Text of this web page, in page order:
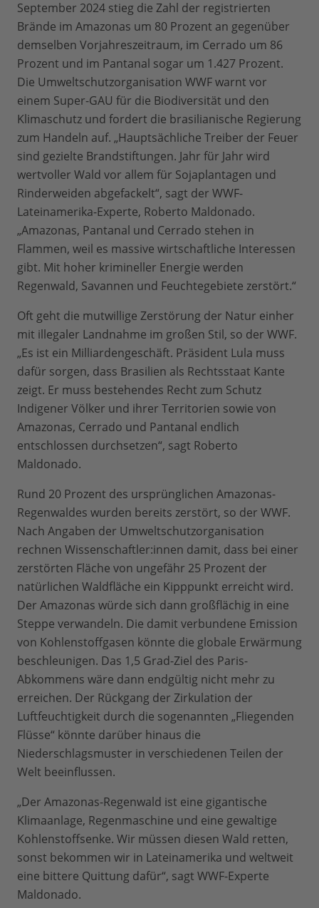
September 2024 stieg die Zahl der registrierten
Brände im Amazonas um 80 Prozent an gegenüber
demselben Vorjahreszeitraum, im Cerrado um 86
Prozent und im Pantanal sogar um 1.427 Prozent.
Die Umweltschutzorganisation WWF warnt vor
einem Super-GAU für die Biodiversität und den
Klimaschutz und fordert die brasilianische Regierung
zum Handeln auf. „Hauptsächliche Treiber der Feuer
sind gezielte Brandstiftungen. Jahr für Jahr wird
wertvoller Wald vor allem für Sojaplantagen und
Rinderweiden abgefackelt“, sagt der WWF-
Lateinamerika-Experte, Roberto Maldonado.
„Amazonas, Pantanal und Cerrado stehen in
Flammen, weil es massive wirtschaftliche Interessen
gibt. Mit hoher krimineller Energie werden
Regenwald, Savannen und Feuchtegebiete zerstört.“
Oft geht die mutwillige Zerstörung der Natur einher
mit illegaler Landnahme im großen Stil, so der WWF.
„Es ist ein Milliardengeschäft. Präsident Lula muss
dafür sorgen, dass Brasilien als Rechtsstaat Kante
zeigt. Er muss bestehendes Recht zum Schutz
Indigener Völker und ihrer Territorien sowie von
Amazonas, Cerrado und Pantanal endlich
entschlossen durchsetzen“, sagt Roberto
Maldonado.
Rund 20 Prozent des ursprünglichen Amazonas-
Regenwaldes wurden bereits zerstört, so der WWF.
Nach Angaben der Umweltschutzorganisation
rechnen Wissenschaftler:innen damit, dass bei einer
zerstörten Fläche von ungefähr 25 Prozent der
natürlichen Waldfläche ein Kipppunkt erreicht wird.
Der Amazonas würde sich dann großflächig in eine
Steppe verwandeln. Die damit verbundene Emission
von Kohlenstoffgasen könnte die globale Erwärmung
beschleunigen. Das 1,5 Grad-Ziel des Paris-
Abkommens wäre dann endgültig nicht mehr zu
erreichen. Der Rückgang der Zirkulation der
Luftfeuchtigkeit durch die sogenannten „Fliegenden
Flüsse“ könnte darüber hinaus die
Niederschlagsmuster in verschiedenen Teilen der
Welt beeinflussen.
„Der Amazonas-Regenwald ist eine gigantische
Klimaanlage, Regenmaschine und eine gewaltige
Kohlenstoffsenke. Wir müssen diesen Wald retten,
sonst bekommen wir in Lateinamerika und weltweit
eine bittere Quittung dafür“, sagt WWF-Experte
Maldonado.